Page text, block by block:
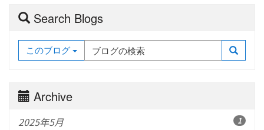
Search Blogs
このブログ
Archive
2025年5月 1